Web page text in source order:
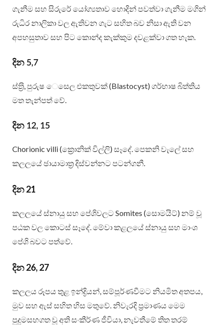
ගැනීම සහ සිරුරේ යෝග්‍යතාව හොදින් පවත්වා ගැනීම මගින්
රුධිර නාලිකා වල ඇතිවන ගැට සහිත බව නිසා ඇති වන
අපහසුතාව සහ පිට කොන්ද කැක්කුම දවළක්වා ගත හැක.
දින 5,7
ස්ත‍්‍රි, පුරුෂ ෙසෙල එකතුවක් (Blastocyst) ගර්භාෂ බිත්තිය
මත තැන්පත් වේ.
දින 12, 15
Chorionic villi (ක්‍රොනික් විල්ලි) සෑදේ. පෙකනි වැලේ සහ
කලලයේ ඡායාමාත‍්‍ර දිස්වන්නට පටන්ගනී.
දින 21
කලලයේ ස්නායු සහ පේශිවලට Somites (සොමයිට්) නම් වූ
පඨක වල කොටස් සෑදේ. මේවා කළලයේ ස්නායු සහ මාංශ
පේශි බවට පත්වේ.
දින 26, 27
කලලය රූපය තුළ ඉන්ද්‍රියන්, සම්පූර්ණවීමට නියමිත අතපය,
මුව සහ ඇස් සහිත හිස මතුවේ. නිවැරදි ප‍්‍රමාණය මෙම
පුදුමසහගත වූ අති සංකීර්ණ ජීවියා, නැවතීමේ තිත තරම්